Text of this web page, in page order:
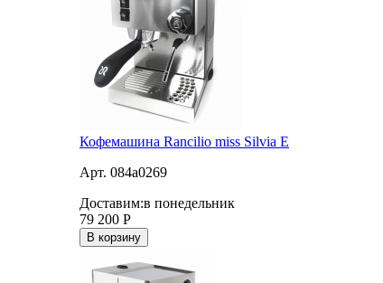
Кофемашина Rancilio miss Silvia E
Арт. 084a0269
Доставим:в понедельник
79 200 Р
В корзину